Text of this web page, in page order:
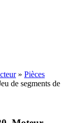
» Pièces
de segments de